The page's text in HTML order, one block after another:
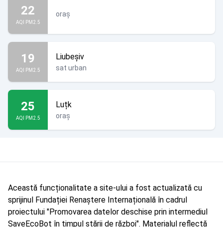
22
AQI PM2.5
oraș
19
AQI PM2.5
Liubeșiv
sat urban
25
AQI PM2.5
Luțk
oraș
Această funcționalitate a site-ului a fost actualizată cu
sprijinul Fundației Renaștere Internațională în cadrul
proiectului "Promovarea datelor deschise prin intermediul
SaveEcoBot în timpul stării de război". Materialul reflectă